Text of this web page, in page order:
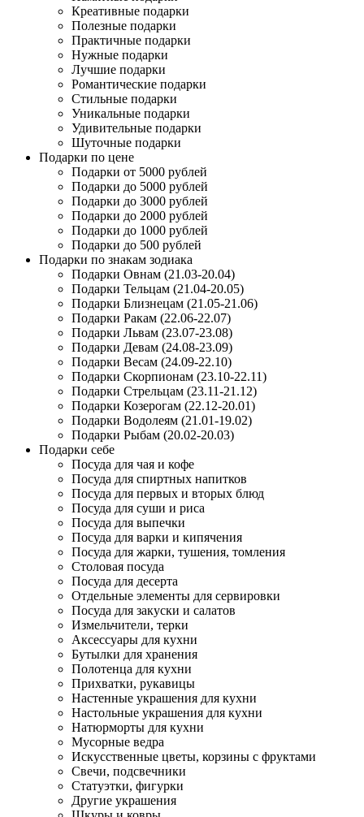
Креативные подарки
Полезные подарки
Практичные подарки
Нужные подарки
Лучшие подарки
Романтические подарки
Стильные подарки
Уникальные подарки
Удивительные подарки
Шуточные подарки
Подарки по цене
Подарки от 5000 рублей
Подарки до 5000 рублей
Подарки до 3000 рублей
Подарки до 2000 рублей
Подарки до 1000 рублей
Подарки до 500 рублей
Подарки по знакам зодиака
Подарки Овнам (21.03-20.04)
Подарки Тельцам (21.04-20.05)
Подарки Близнецам (21.05-21.06)
Подарки Ракам (22.06-22.07)
Подарки Львам (23.07-23.08)
Подарки Девам (24.08-23.09)
Подарки Весам (24.09-22.10)
Подарки Скорпионам (23.10-22.11)
Подарки Стрельцам (23.11-21.12)
Подарки Козерогам (22.12-20.01)
Подарки Водолеям (21.01-19.02)
Подарки Рыбам (20.02-20.03)
Подарки себе
Посуда для чая и кофе
Посуда для спиртных напитков
Посуда для первых и вторых блюд
Посуда для суши и риса
Посуда для выпечки
Посуда для варки и кипячения
Посуда для жарки, тушения, томления
Столовая посуда
Посуда для десерта
Отдельные элементы для сервировки
Посуда для закуски и салатов
Измельчители, терки
Аксессуары для кухни
Бутылки для хранения
Полотенца для кухни
Прихватки, рукавицы
Настенные украшения для кухни
Настольные украшения для кухни
Натюрморты для кухни
Мусорные ведра
Искусственные цветы, корзины с фруктами
Свечи, подсвечники
Статуэтки, фигурки
Другие украшения